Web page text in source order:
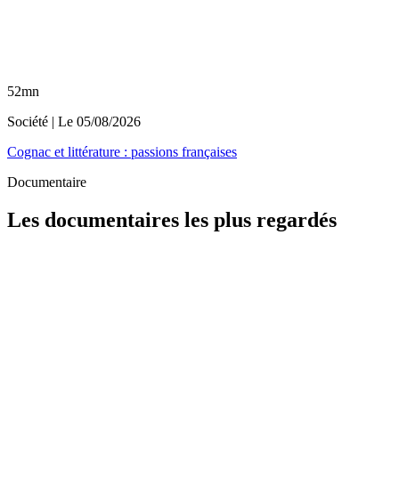
52mn
Société | Le 05/08/2026
Cognac et littérature : passions françaises
Documentaire
Les documentaires les plus regardés